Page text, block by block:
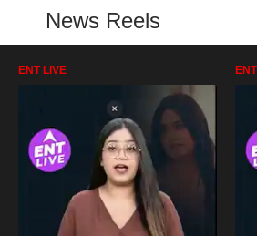
News Reels
ENT LIVE